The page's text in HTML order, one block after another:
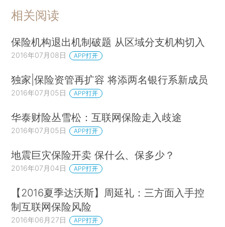
相关阅读
保险机构退出机制破题 从区域分支机构切入
2016年07月08日 APP打开
独家|保险资管再扩容 将添两名银行系新成员
2016年07月05日 APP打开
华泰财险丛雪松：互联网保险走入歧途
2016年07月05日 APP打开
地震巨灾保险开卖 保什么、保多少？
2016年07月04日 APP打开
【2016夏季达沃斯】周延礼：三方面入手控
制互联网保险风险
2016年06月27日 APP打开